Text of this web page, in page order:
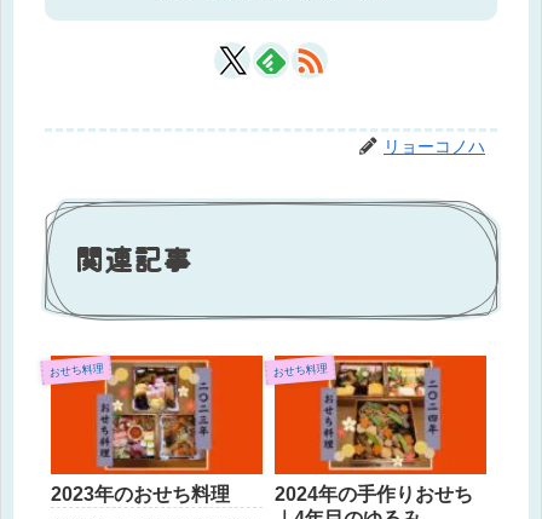
リョーコノハ
関連記事
おせち料理
2023年のおせち料理
おせち料理
2024年の手作りおせち